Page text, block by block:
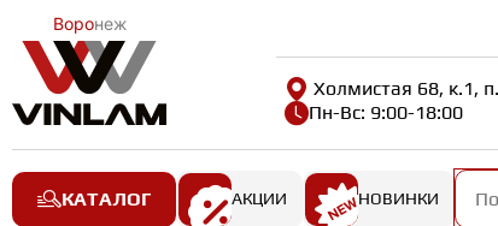
Воронеж
Холмистая 68, к.1,
Пн-Вс: 9:00-18:00
КАТАЛОГ АКЦИИ НОВИНКИ